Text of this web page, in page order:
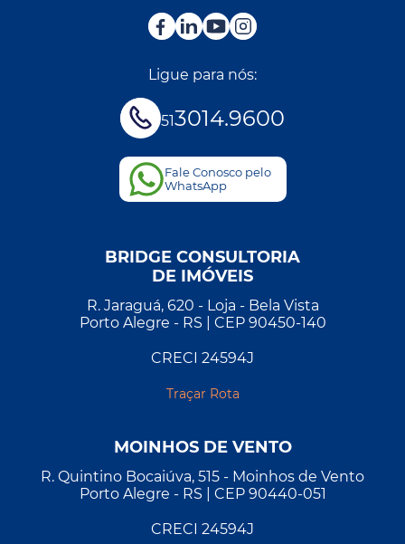
Ligue para nós:
513014.9600
Fale Conosco pelo
WhatsApp
BRIDGE CONSULTORIA
DE IMÓVEIS
R. Jaraguá, 620 - Loja - Bela Vista
Porto Alegre - RS | CEP 90450-140
CRECI 24594J
Traçar Rota
MOINHOS DE VENTO
R. Quintino Bocaiúva, 515 - Moinhos de Vento
Porto Alegre - RS | CEP 90440-051
CRECI 24594J